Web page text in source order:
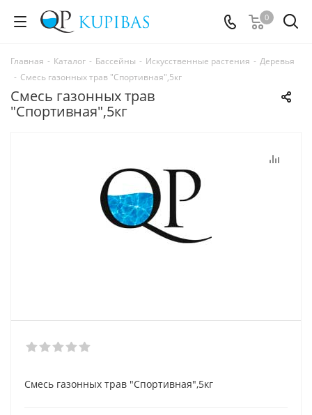
0
Главная - Каталог - Бассейны - Искусственные растения - Деревья
- Смесь газонных трав "Спортивная",5кг
Смесь газонных трав
"Спортивная",5кг
Смесь газонных трав "Спортивная",5кг